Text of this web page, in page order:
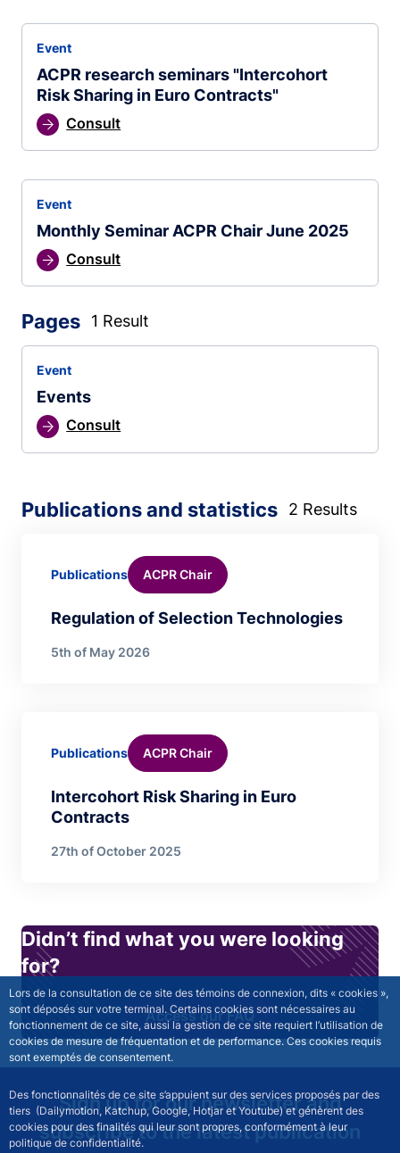
Lors de la consultation de ce site des témoins de connexion, dits « cookies »,
sont déposés sur votre terminal. Certains cookies sont nécessaires au
fonctionnement de ce site, aussi la gestion de ce site requiert l’utilisation de
cookies de mesure de fréquentation et de performance. Ces cookies requis
sont exemptés de consentement.
Des fonctionnalités de ce site s’appuient sur des services proposés par des
tiers (Dailymotion, Katchup, Google, Hotjar et Youtube) et génèrent des
cookies pour des finalités qui leur sont propres, conformément à leur
politique de confidentialité.
ACPR research seminars "Intercohort
Risk Sharing in Euro Contracts"
Event
Consult
Monthly Seminar ACPR Chair June 2025
Event
Consult
Pages 1 Result
Events
Event
Consult
Publications and statistics 2 Results
Regulation of Selection Technologies
Publications ACPR Chair
5th of May 2026
Intercohort Risk Sharing in Euro
Contracts
Publications ACPR Chair
27th of October 2025
Didn’t find what you were looking
for?
Access our FAQ
Sign up for our newsletter and
subscribe to the latest publication